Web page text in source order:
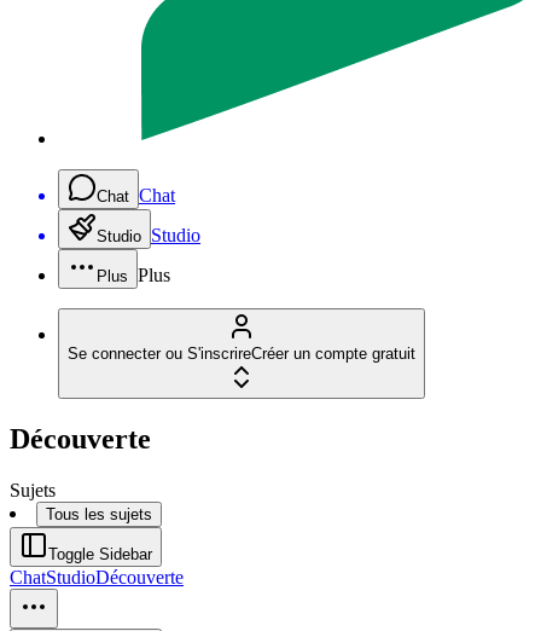
Chat Chat
Studio Studio
Plus Plus
Se connecter ou S'inscrireCréer un compte gratuit
Découverte
Sujets
Tous les sujets
Toggle Sidebar
ChatStudioDécouverte